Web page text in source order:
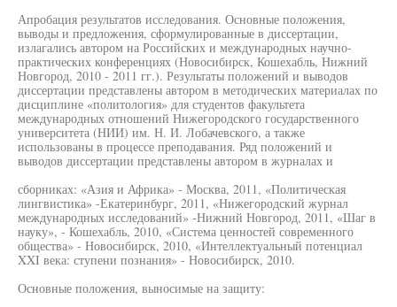
Апробация результатов исследования. Основные положения,
выводы и предложения, сформулированные в диссертации,
излагались автором на Российских и международных научно-
практических конференциях (Новосибирск, Кошехабль, Нижний
Новгород, 2010 - 2011 гг.). Результаты положений и выводов
диссертации представлены автором в методических материалах по
дисциплине «политология» для студентов факультета
международных отношений Нижегородского государственного
университета (НИИ) им. Н. И. Лобачевского, а также
использованы в процессе преподавания. Ряд положений и
выводов диссертации представлены автором в журналах и
сборниках: «Азия и Африка» - Москва, 2011, «Политическая
лингвистика» -Екатеринбург, 2011, «Нижегородский журнал
международных исследований» -Нижний Новгород, 2011, «Шаг в
науку», - Кошехабль, 2010, «Система ценностей современного
общества» - Новосибирск, 2010, «Интеллектуальный потенциал
XXI века: ступени познания» - Новосибирск, 2010.
Основные положения, выносимые на защиту: